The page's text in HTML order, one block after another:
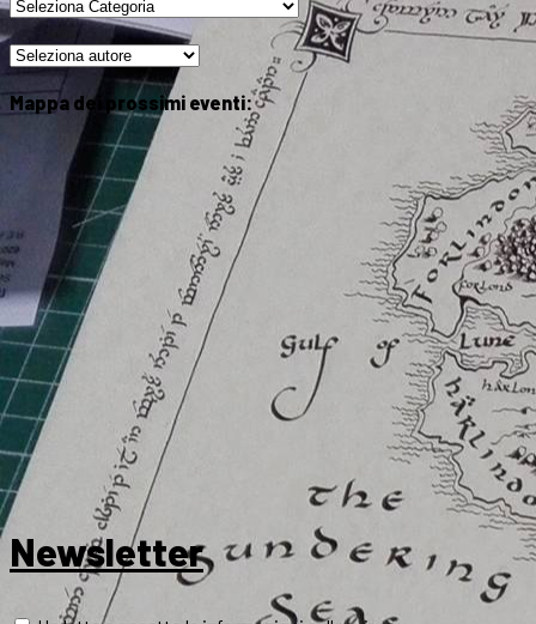
Mappa dei prossimi eventi:
Newsletter